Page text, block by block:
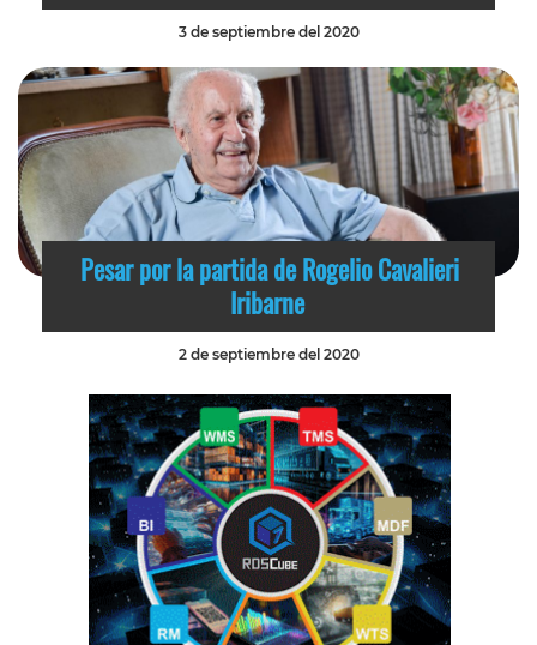
3 de septiembre del 2020
Pesar por la partida de Rogelio Cavalieri
Iribarne
2 de septiembre del 2020